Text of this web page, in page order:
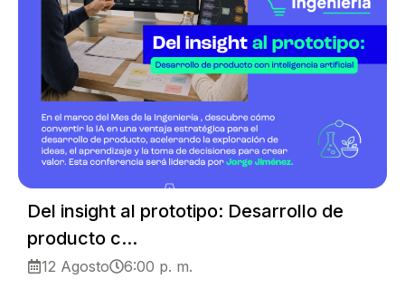
Del insight al prototipo: Desarrollo de
producto c...
12 Agosto 6:00 p. m.